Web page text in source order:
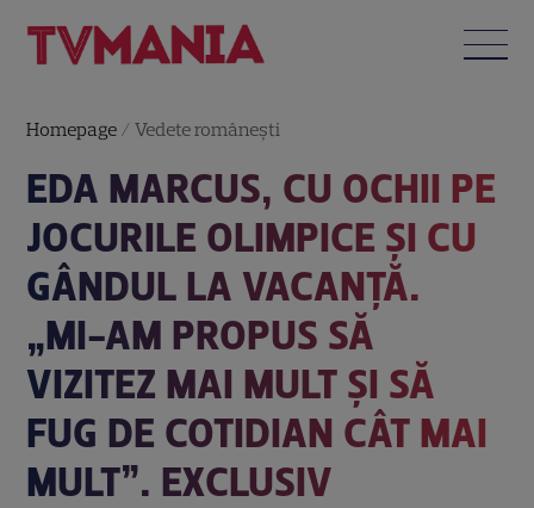
Homepage /Vedete româneşti
EDA MARCUS, CU OCHII PE
JOCURILE OLIMPICE ȘI CU
GÂNDUL LA VACANȚĂ.
„MI-AM PROPUS SĂ
VIZITEZ MAI MULT ȘI SĂ
FUG DE COTIDIAN CÂT MAI
MULT”. EXCLUSIV